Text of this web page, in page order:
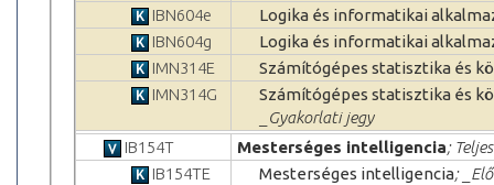
IBN604e
Logika és informatikai
IBN604g
Logika és informatikai
IMN314E
Számítógépes statisztika és
IMN314G
Számítógépes statisztika és
_Gyakorlati jegy
IB154T
Mesterséges intelligencia;
IB154TE
Mesterséges intelligencia;